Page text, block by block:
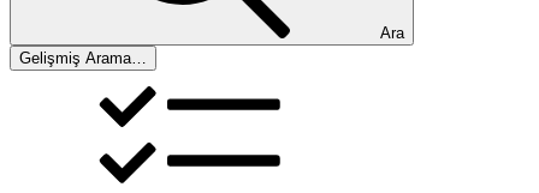
Ara
Gelişmiş Arama…